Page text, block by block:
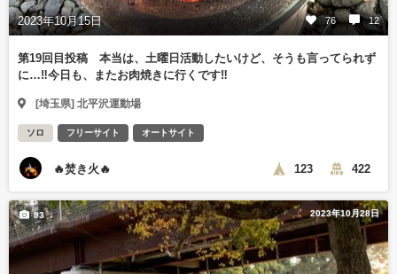
2023年10月15日 76 12
第19回目投稿 本当は、土曜日活動したいけど、そうも言ってられず
に…‼️今日も、またお肉焼きに行くです‼️
[埼玉県] 北平沢運動場
ソロ フリーサイト オートサイト
🔥焚き火🔥 123 422
2023年10月28日
93